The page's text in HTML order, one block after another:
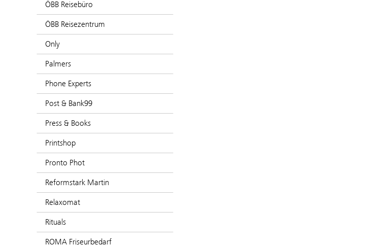
ÖBB Reisebüro
ÖBB Reisezentrum
Only
Palmers
Phone Experts
Post & Bank99
Press & Books
Printshop
Pronto Phot
Reformstark Martin
Relaxomat
Rituals
ROMA Friseurbedarf